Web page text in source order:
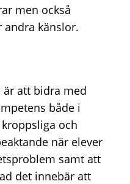
men också
andra känslor.
är att bidra med
både i
och
när elever
samt att
det innebär att